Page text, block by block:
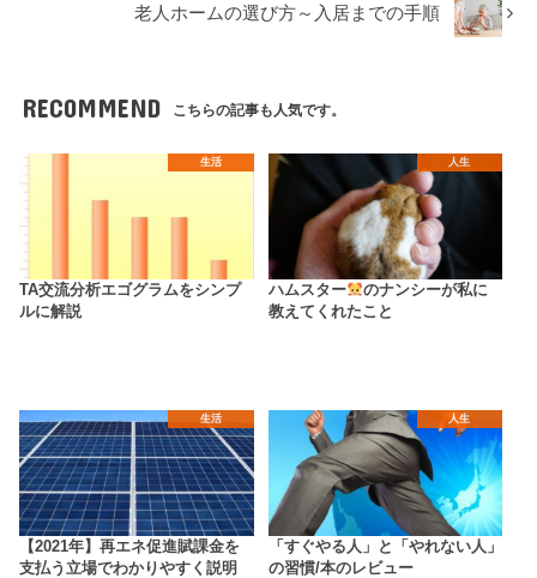
老人ホームの選び方～入居までの手順
RECOMMEND こちらの記事も人気です。
生活
TA交流分析エゴグラムをシンプ
ルに解説
人生
ハムスター
のナンシーが私に
教えてくれたこと
生活
【2021年】再エネ促進賦課金を
支払う立場でわかりやすく説明
人生
「すぐやる人」と「やれない人」
の習慣/本のレビュー